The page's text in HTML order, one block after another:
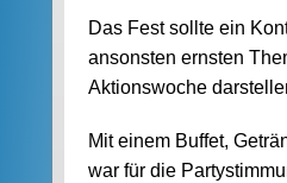
Das Fest sollte ein
ansonsten ernsten
Aktionswoche
Mit einem Buffet,
war für die